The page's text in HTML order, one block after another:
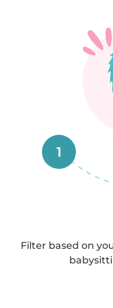
1
Filter based on